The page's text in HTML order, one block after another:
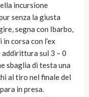
incursione
senza la giusta
segna con Ibarbo,
corsa con l’ex
addirittura sul 3 – 0
sbaglia di testa una
al tiro nel finale del
in presa.